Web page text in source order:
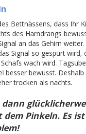
Bettnässens, dass Ihr
des Harndrangs
an das Gehirn
Signal so gespürt wird,
wach wird.
besser bewusst.
trocken als nachts.
dem Pinkeln. Es